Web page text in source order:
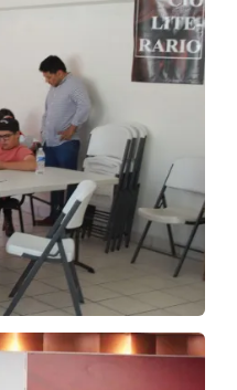
Leer más